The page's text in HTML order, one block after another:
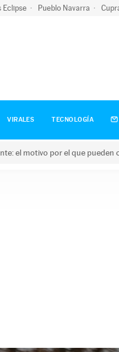
Eclipse Pueblo Navarra
VIRALES TECNOLOGÍA
el motivo por el que